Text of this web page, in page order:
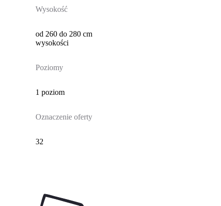
Wysokość
od 260 do 280 cm
wysokości
Poziomy
1 poziom
Oznaczenie oferty
32